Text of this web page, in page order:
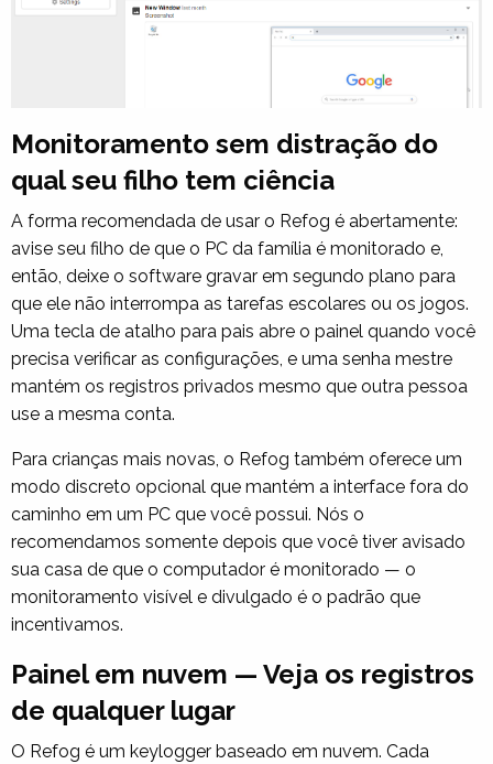
Monitoramento sem distração do
qual seu filho tem ciência
A forma recomendada de usar o Refog é abertamente:
avise seu filho de que o PC da família é monitorado e,
então, deixe o software gravar em segundo plano para
que ele não interrompa as tarefas escolares ou os jogos.
Uma tecla de atalho para pais abre o painel quando você
precisa verificar as configurações, e uma senha mestre
mantém os registros privados mesmo que outra pessoa
use a mesma conta.
Para crianças mais novas, o Refog também oferece um
modo discreto opcional que mantém a interface fora do
caminho em um PC que você possui. Nós o
recomendamos somente depois que você tiver avisado
sua casa de que o computador é monitorado — o
monitoramento visível e divulgado é o padrão que
incentivamos.
Painel em nuvem — Veja os registros
de qualquer lugar
O Refog é um keylogger baseado em nuvem. Cada